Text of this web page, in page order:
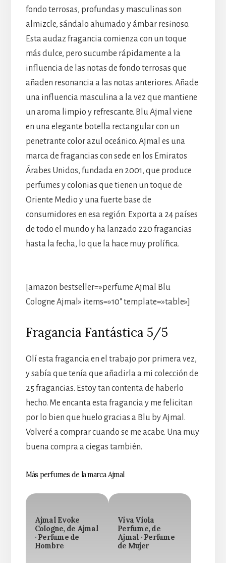
fondo terrosas, profundas y masculinas son
almizcle, sándalo ahumado y ámbar resinoso.
Esta audaz fragancia comienza con un toque
más dulce, pero sucumbe rápidamente a la
influencia de las notas de fondo terrosas que
añaden resonancia a las notas anteriores. Añade
una influencia masculina a la vez que mantiene
un aroma limpio y refrescante. Blu Ajmal viene
en una elegante botella rectangular con un
penetrante color azul oceánico. Ajmal es una
marca de fragancias con sede en los Emiratos
Árabes Unidos, fundada en 2001, que produce
perfumes y colonias que tienen un toque de
Oriente Medio y una fuerte base de
consumidores en esa región. Exporta a 24 países
de todo el mundo y ha lanzado 220 fragancias
hasta la fecha, lo que la hace muy prolífica.
[amazon bestseller=»perfume Ajmal Blu
Cologne Ajmal» items=»10″ template=»table»]
Fragancia Fantástica 5/5
Olí esta fragancia en el trabajo por primera vez,
y sabía que tenía que añadirla a mi colección de
25 fragancias. Estoy tan contenta de haberlo
hecho. Me encanta esta fragancia y me felicitan
por lo bien que huelo gracias a Blu by Ajmal.
Volveré a comprar cuando se me acabe. Una muy
buena compra a ciegas también.
Más perfumes de la marca Ajmal
Ajmal Evoke
Cologne, de Ajmal
· Perfume de
Hombre
Viva Viola
Perfume, de
Ajmal · Perfume
de Mujer